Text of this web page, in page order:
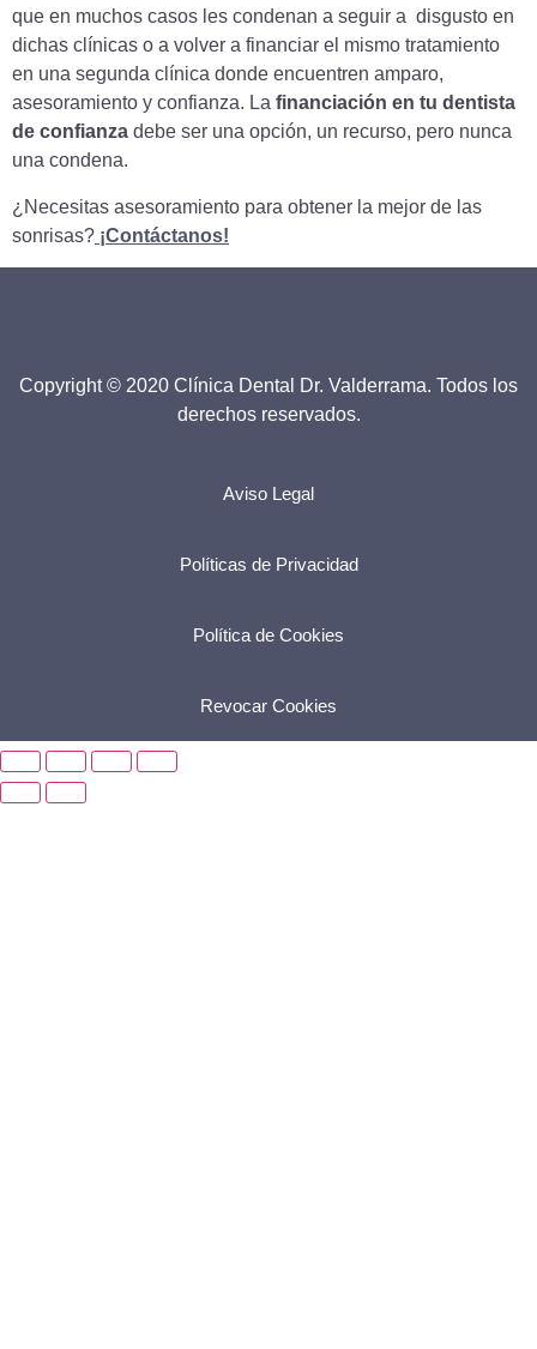
que en muchos casos les condenan a seguir a disgusto en
dichas clínicas o a volver a financiar el mismo tratamiento
en una segunda clínica donde encuentren amparo,
asesoramiento y confianza. La financiación en tu dentista
de confianza debe ser una opción, un recurso, pero nunca
una condena.
¿Necesitas asesoramiento para obtener la mejor de las
sonrisas? ¡Contáctanos!
Copyright © 2020 Clínica Dental Dr. Valderrama. Todos los
derechos reservados.
Aviso Legal
Políticas de Privacidad
Política de Cookies
Revocar Cookies